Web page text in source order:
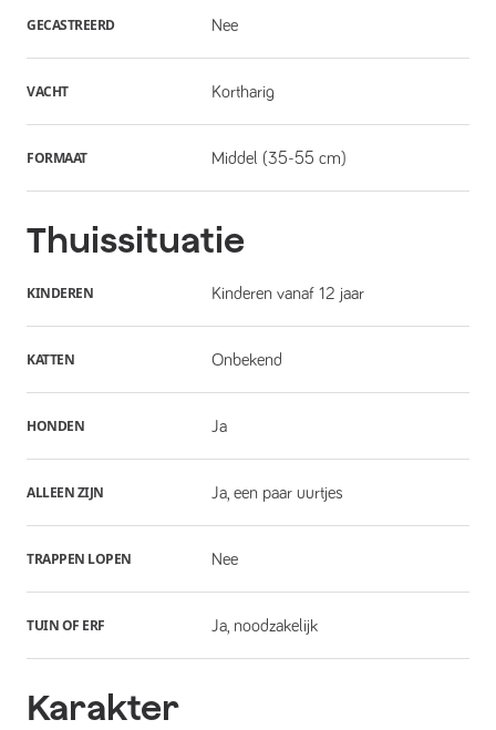
GECASTREERD Nee
VACHT Kortharig
FORMAAT Middel (35-55 cm)
Thuissituatie
KINDEREN Kinderen vanaf 12 jaar
KATTEN Onbekend
HONDEN Ja
ALLEEN ZIJN Ja, een paar uurtjes
TRAPPEN LOPEN Nee
TUIN OF ERF Ja, noodzakelijk
Karakter